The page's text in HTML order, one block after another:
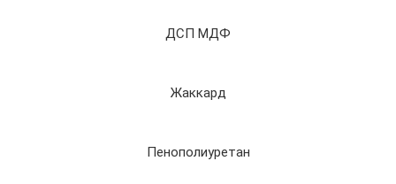
ДСП МДФ
Жаккард
Пенополиуретан